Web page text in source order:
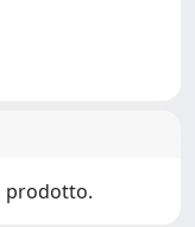
prodotto.